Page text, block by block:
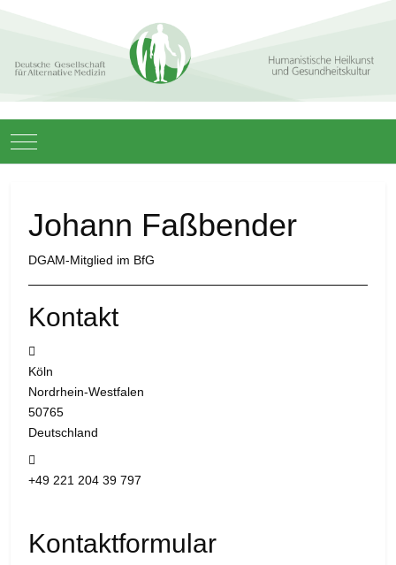
Mobile Menu Toggle
Johann Faßbender
DGAM-Mitglied im BfG
Kontakt
Köln
Nordrhein-Westfalen
50765
Deutschland
+49 221 204 39 797
Kontaktformular